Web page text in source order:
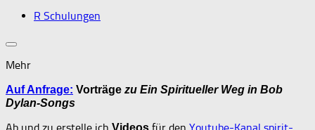
R Schulungen
Mehr
Auf Anfrage: Vorträge zu Ein Spiritueller Weg in Bob
Dylan-Songs
Ab und zu erstelle ich Videos für den Youtube-Kanal spirit-